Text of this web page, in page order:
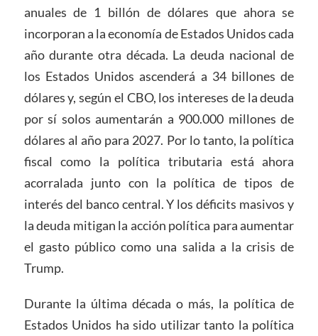
anuales de 1 billón de dólares que ahora se
incorporan a la economía de Estados Unidos cada
año durante otra década. La deuda nacional de
los Estados Unidos ascenderá a 34 billones de
dólares y, según el CBO, los intereses de la deuda
por sí solos aumentarán a 900.000 millones de
dólares al año para 2027. Por lo tanto, la política
fiscal como la política tributaria está ahora
acorralada junto con la política de tipos de
interés del banco central. Y los déficits masivos y
la deuda mitigan la acción política para aumentar
el gasto público como una salida a la crisis de
Trump.
Durante la última década o más, la política de
Estados Unidos ha sido utilizar tanto la política